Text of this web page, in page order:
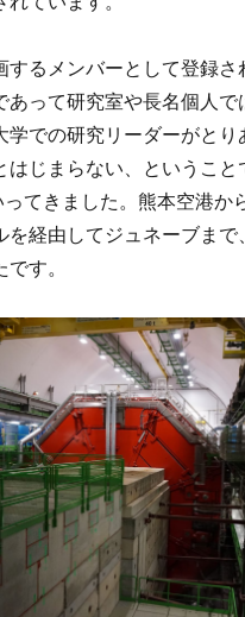
するメンバーとして登録さ
あって研究室や長名個人で
学での研究リーダーがとり
はじまらない、ということ
ってきました。熊本空港か
を経由してジュネーブまで
す。